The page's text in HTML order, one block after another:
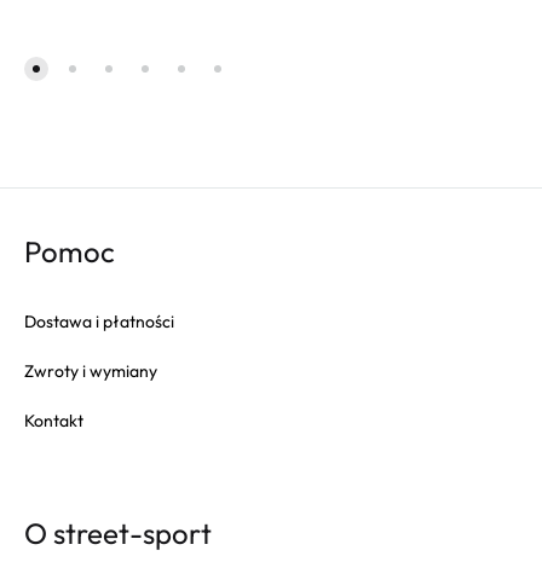
Pomoc
Dostawa i płatności
Zwroty i wymiany
Kontakt
O street-sport